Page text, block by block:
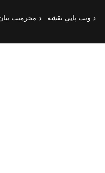
د ویب پاڼې نقشه د محرمیت بیان